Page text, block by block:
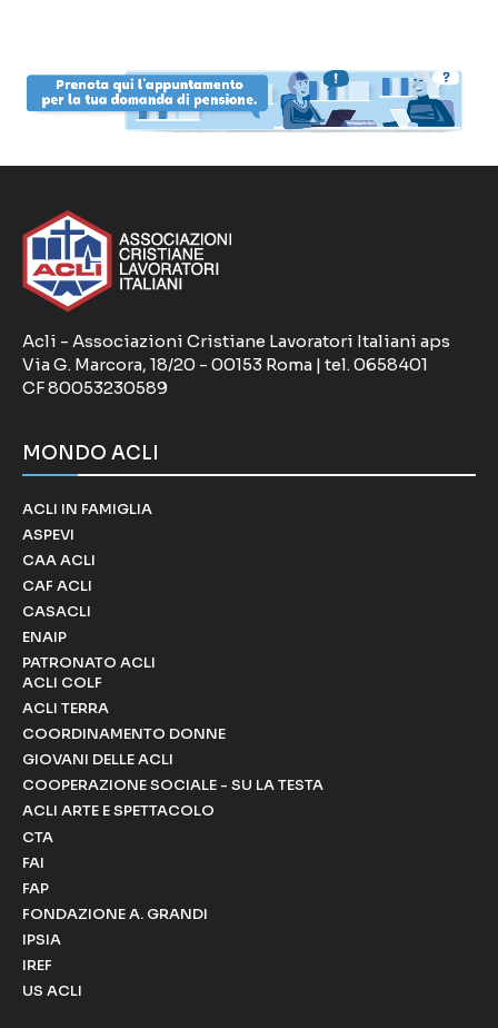
Acli - Associazioni Cristiane Lavoratori Italiani aps
Via G. Marcora, 18/20 - 00153 Roma | tel. 0658401
CF 80053230589
MONDO ACLI
ACLI IN FAMIGLIA
ASPEVI
CAA ACLI
CAF ACLI
CASACLI
ENAIP
PATRONATO ACLI
ACLI COLF
ACLI TERRA
COORDINAMENTO DONNE
GIOVANI DELLE ACLI
COOPERAZIONE SOCIALE - SU LA TESTA
ACLI ARTE E SPETTACOLO
CTA
FAI
FAP
FONDAZIONE A. GRANDI
IPSIA
IREF
US ACLI